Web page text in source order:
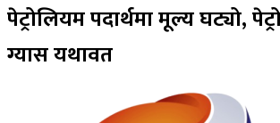
पेट्रोलियम पदार्थमा मूल्य घट्यो,
ग्यास यथावत